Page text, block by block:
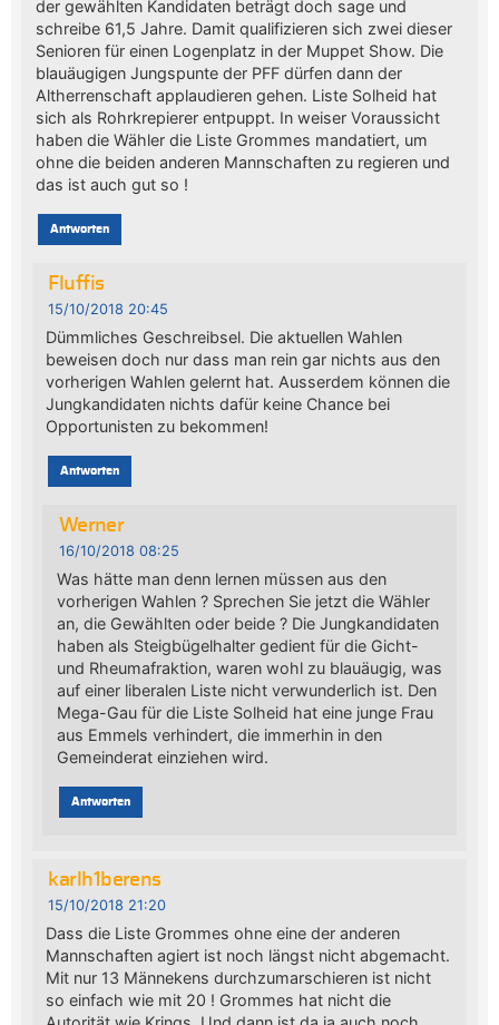
der gewählten Kandidaten beträgt doch sage und
schreibe 61,5 Jahre. Damit qualifizieren sich zwei dieser
Senioren für einen Logenplatz in der Muppet Show. Die
blauäugigen Jungspunte der PFF dürfen dann der
Altherrenschaft applaudieren gehen. Liste Solheid hat
sich als Rohrkrepierer entpuppt. In weiser Voraussicht
haben die Wähler die Liste Grommes mandatiert, um
ohne die beiden anderen Mannschaften zu regieren und
das ist auch gut so !
Antworten
Fluffis
15/10/2018 20:45
Dümmliches Geschreibsel. Die aktuellen Wahlen
beweisen doch nur dass man rein gar nichts aus den
vorherigen Wahlen gelernt hat. Ausserdem können die
Jungkandidaten nichts dafür keine Chance bei
Opportunisten zu bekommen!
Antworten
Werner
16/10/2018 08:25
Was hätte man denn lernen müssen aus den
vorherigen Wahlen ? Sprechen Sie jetzt die Wähler
an, die Gewählten oder beide ? Die Jungkandidaten
haben als Steigbügelhalter gedient für die Gicht-
und Rheumafraktion, waren wohl zu blauäugig, was
auf einer liberalen Liste nicht verwunderlich ist. Den
Mega-Gau für die Liste Solheid hat eine junge Frau
aus Emmels verhindert, die immerhin in den
Gemeinderat einziehen wird.
Antworten
karlh1berens
15/10/2018 21:20
Dass die Liste Grommes ohne eine der anderen
Mannschaften agiert ist noch längst nicht abgemacht.
Mit nur 13 Männekens durchzumarschieren ist nicht
so einfach wie mit 20 ! Grommes hat nicht die